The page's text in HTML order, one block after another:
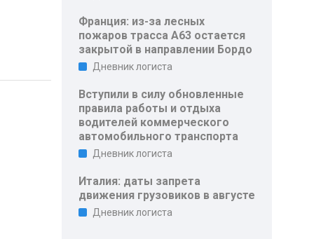
Франция: из-за лесных
пожаров трасса A63 остается
закрытой в направлении Бордо
Дневник логиста
Вступили в силу обновленные
правила работы и отдыха
водителей коммерческого
автомобильного транспорта
Дневник логиста
Италия: даты запрета
движения грузовиков в августе
Дневник логиста